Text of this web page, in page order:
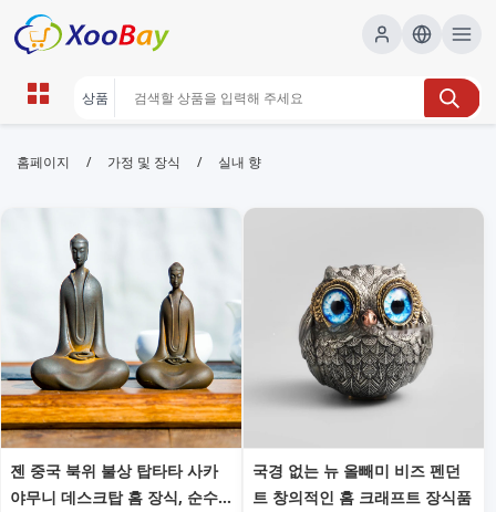
실내 향 | XOOBAY B2B/B2C
실내 향, 공간 향, 홈 프래그런스, wholesale 실내 향,
XOOBAY
다양한 실내 향으로 공간 분위기를 연출하고, 지속력 높은 향 선택법과
추천 제품을 안내합니다.
홈페이지 / 가정 및 장식 / 실내 향
젠 중국 북위 불상 탑타타 사카
야무니 데스크탑 홈 장식, 순수
국경 없는 뉴 올빼미 비즈 펜던
트 창의적인 홈 크래프트 장식품